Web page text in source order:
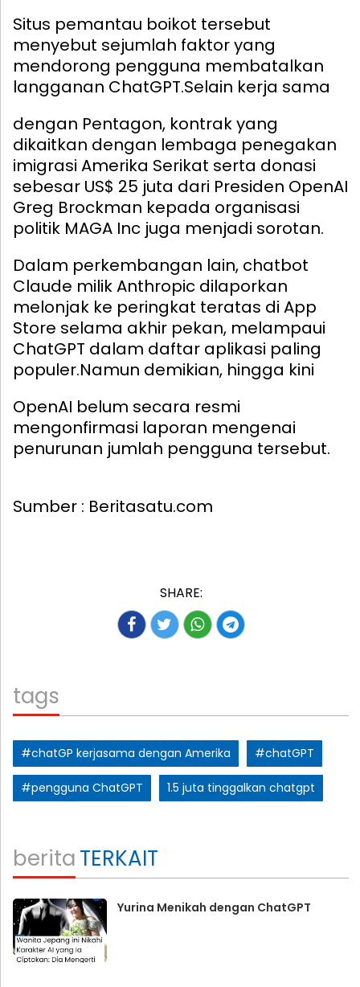
Situs pemantau boikot tersebut
menyebut sejumlah faktor yang
mendorong pengguna membatalkan
langganan ChatGPT.Selain kerja sama
dengan Pentagon, kontrak yang
dikaitkan dengan lembaga penegakan
imigrasi Amerika Serikat serta donasi
sebesar US$ 25 juta dari Presiden OpenAI
Greg Brockman kepada organisasi
politik MAGA Inc juga menjadi sorotan.
Dalam perkembangan lain, chatbot
Claude milik Anthropic dilaporkan
melonjak ke peringkat teratas di App
Store selama akhir pekan, melampaui
ChatGPT dalam daftar aplikasi paling
populer.Namun demikian, hingga kini
OpenAI belum secara resmi
mengonfirmasi laporan mengenai
penurunan jumlah pengguna tersebut.
Sumber : Beritasatu.com
SHARE:
tags
#chatGP kerjasama dengan Amerika #chatGPT
#pengguna ChatGPT 1.5 juta tinggalkan chatgpt
beritaTERKAIT
Yurina Menikah dengan ChatGPT